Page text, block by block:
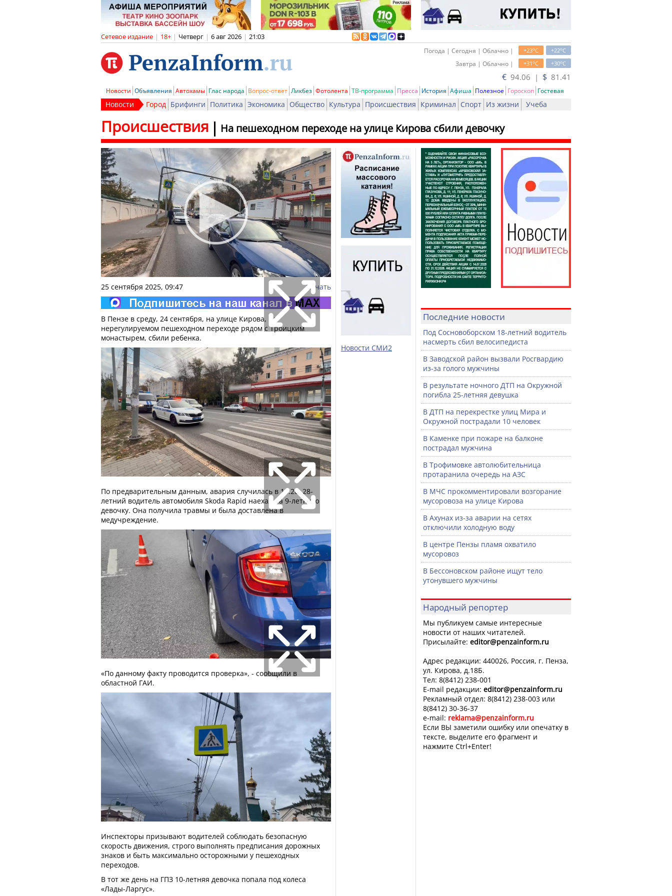
Сетевое издание | 18+ | Четверг | 6 авг 2026 | 21:03
+22oC
+23oC
Погода | Сегодня | Облачно |
+30oC
+31oC
Завтра | Облачно |
€ 94.06 | $ 81.41
Новости Объявления Автохамы Глас народа Вопрос-ответ Ликбез Фотолента ТВ-программа Пресса История Афиша Полезное Гороскоп Гостевая
Новости Город Брифинги Политика Экономика Общество Культура Происшествия Криминал Спорт Из жизни Учеба
На пешеходном переходе на улице Кирова сбили девочку
Происшествия
25 сентября 2025, 09:47 Печать
В Пензе в среду, 24 сентября, на улице Кирова, на
нерегулируемом пешеходном переходе рядом с Троицким
монастырем, сбили ребенка.
По предварительным данным, авария случилась в 15:20. 28-
летний водитель автомобиля Skoda Rapid наехал на 9-летнюю
девочку. Она получила травмы и была доставлена в
медучреждение.
«По данному факту проводится проверка», - сообщили в
областной ГАИ.
Инспекторы призывают водителей соблюдать безопасную
скорость движения, строго выполнять предписания дорожных
знаков и быть максимально осторожными у пешеходных
переходов.
В тот же день на ГПЗ 10-летняя девочка попала под колеса
«Лады-Ларгус».
Новости СМИ2
Последние новости
Под Сосновоборском 18-летний водитель
насмерть сбил велосипедиста
В Заводской район вызвали Росгвардию
из-за голого мужчины
В результате ночного ДТП на Окружной
погибла 25-летняя девушка
В ДТП на перекрестке улиц Мира и
Окружной пострадали 10 человек
В Каменке при пожаре на балконе
пострадал мужчина
В Трофимовке автолюбительница
протаранила очередь на АЗС
В МЧС прокомментировали возгорание
мусоровоза на улице Кирова
В Ахунах из-за аварии на сетях
отключили холодную воду
В центре Пензы пламя охватило
мусоровоз
В Бессоновском районе ищут тело
утонувшего мужчины
Народный репортер
Мы публикуем самые интересные
новости от наших читателей.
Присылайте: editor@penzainform.ru
Адрес редакции: 440026, Россия, г. Пенза,
ул. Кирова, д.18Б.
Тел: 8(8412) 238-001
E-mail редакции: editor@penzainform.ru
Рекламный отдел: 8(8412) 238-003 или
8(8412) 30-36-37
e-mail: reklama@penzainform.ru
Если ВЫ заметили ошибку или опечатку в
тексте, выделите его фрагмент и
нажмите Ctrl+Enter!